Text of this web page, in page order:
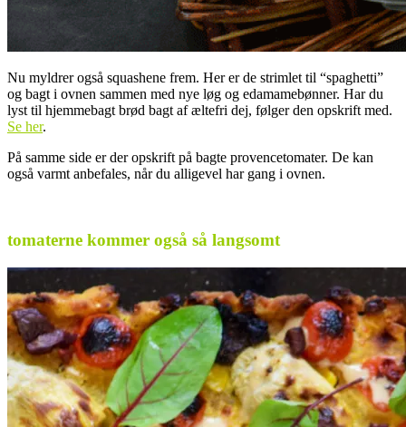
Nu myldrer også squashene frem. Her er de strimlet til “spaghetti”
og bagt i ovnen sammen med nye løg og edamamebønner. Har du
lyst til hjemmebagt brød bagt af æltefri dej, følger den opskrift med.
Se her.
På samme side er der opskrift på bagte provencetomater. De kan
også varmt anbefales, når du alligevel har gang i ovnen.
tomaterne kommer også så langsomt